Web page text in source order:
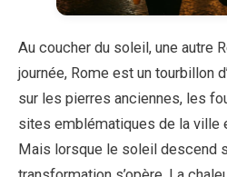
Au coucher du soleil, une autre
journée, Rome est un tourbillon
sur les pierres anciennes, les
sites emblématiques de la ville
Mais lorsque le soleil descend